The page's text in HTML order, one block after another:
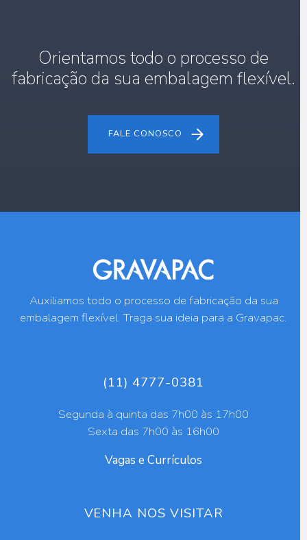
Orientamos todo o processo de
fabricação da sua embalagem flexível.
FALE CONOSCO
Auxiliamos todo o processo de fabricação da sua
embalagem flexível. Traga sua ideia para a Gravapac.
(11) 4777-0381
Segunda à quinta das 7h00 às 17h00
Sexta das 7h00 às 16h00
Vagas e Currículos
VENHA NOS VISITAR